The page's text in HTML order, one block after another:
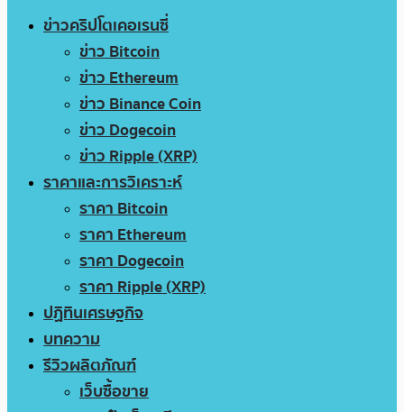
ข่าวคริปโตเคอเรนซี่
ข่าว Bitcoin
ข่าว Ethereum
ข่าว Binance Coin
ข่าว Dogecoin
ข่าว Ripple (XRP)
ราคาและการวิเคราะห์
ราคา Bitcoin
ราคา Ethereum
ราคา Dogecoin
ราคา Ripple (XRP)
ปฏิทินเศรษฐกิจ
บทความ
รีวิวผลิตภัณฑ์
เว็บซื้อขาย